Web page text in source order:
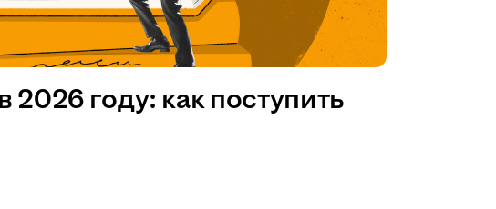
году: как поступить